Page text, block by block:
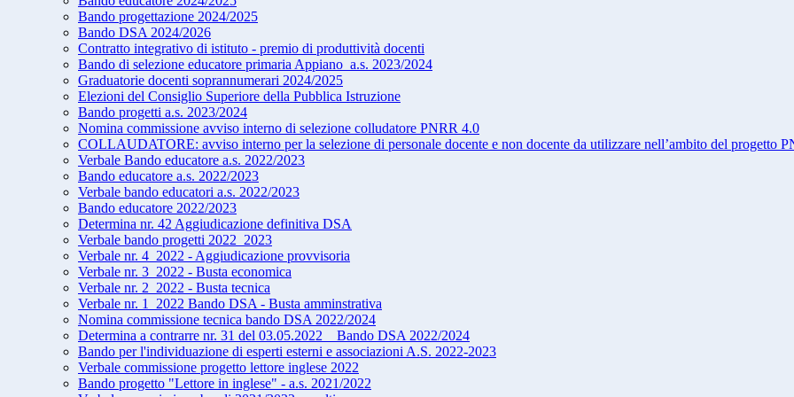
Bando progettazione 2024/2025
Bando DSA 2024/2026
Contratto integrativo di istituto - premio di produttività docenti
Bando di selezione educatore primaria Appiano_a.s. 2023/2024
Graduatorie docenti soprannumerari 2024/2025
Elezioni del Consiglio Superiore della Pubblica Istruzione
Bando progetti a.s. 2023/2024
Nomina commissione avviso interno di selezione colludatore PNRR 4.0
COLLAUDATORE: avviso interno per la selezione di personale docente e non docente da utilizzare nell’ambito del progetto
Verbale Bando educatore a.s. 2022/2023
Bando educatore a.s. 2022/2023
Verbale bando educatori a.s. 2022/2023
Bando educatore 2022/2023
Determina nr. 42 Aggiudicazione definitiva DSA
Verbale bando progetti 2022_2023
Verbale nr. 4_2022 - Aggiudicazione provvisoria
Verbale nr. 3_2022 - Busta economica
Verbale nr. 2_2022 - Busta tecnica
Verbale nr. 1_2022 Bando DSA - Busta amminstrativa
Nomina commissione tecnica bando DSA 2022/2024
Determina a contrarre nr. 31 del 03.05.2022 _ Bando DSA 2022/2024
Bando per l'individuazione di esperti esterni e associazioni A.S. 2022-2023
Verbale commissione progetto lettore inglese 2022
Bando progetto "Lettore in inglese" - a.s. 2021/2022